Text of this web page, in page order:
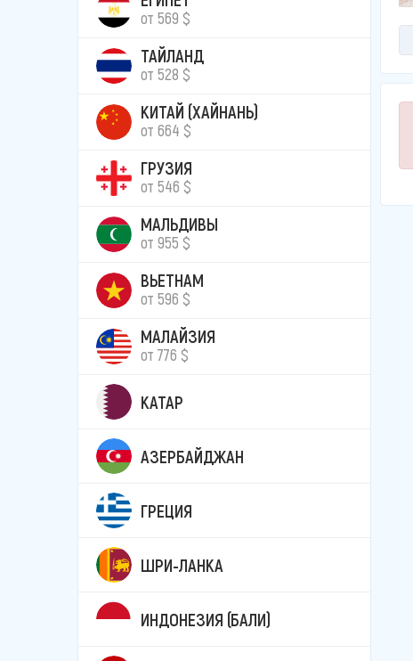
от 569 $
ТАЙЛАНД
от 528 $
КИТАЙ (ХАЙНАНЬ)
от 664 $
ГРУЗИЯ
от 546 $
МАЛЬДИВЫ
от 955 $
ВЬЕТНАМ
от 596 $
МАЛАЙЗИЯ
от 776 $
КАТАР
АЗЕРБАЙДЖАН
ГРЕЦИЯ
ШРИ-ЛАНКА
ИНДОНЕЗИЯ (БАЛИ)